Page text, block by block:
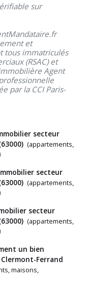
sur
et
tous immatriculés
(RSAC) et
Agent
par la CCI Paris-
secteur
(appartements,
secteur
(appartements,
secteur
(appartements,
un bien
Ferrand
maisons,